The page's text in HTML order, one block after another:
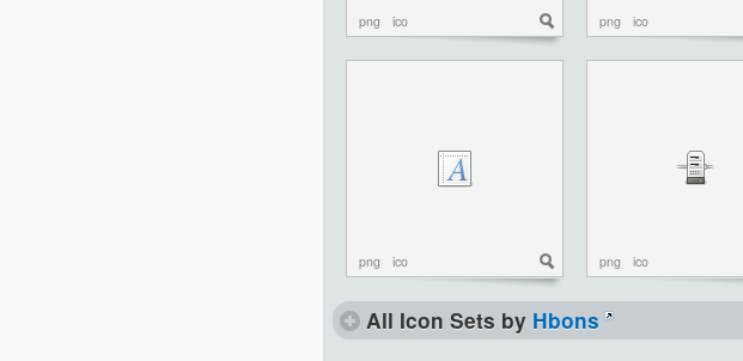
png ico png ico
png ico png ico
All Icon Sets by Hbons